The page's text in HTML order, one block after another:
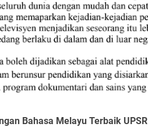
Bahasa Melayu Terbaik UPSR